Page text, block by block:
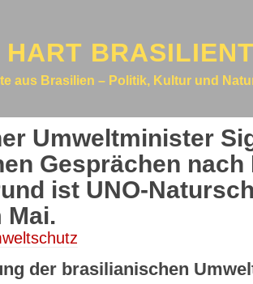
aus Brasilien – Politik, Kultur und
Umweltminister
Gesprächen nach
ist UNO-
Mai.
der brasilianischen